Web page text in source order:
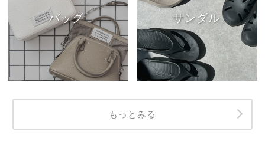
バッグ サンダル
もっとみる